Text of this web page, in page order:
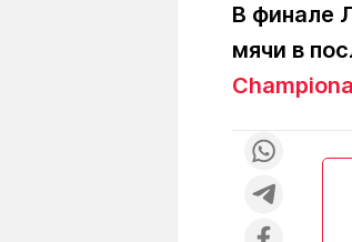
+7 (777) 001
В финале
мячи в